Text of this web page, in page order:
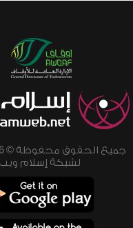
لشبكة إسلام ويب